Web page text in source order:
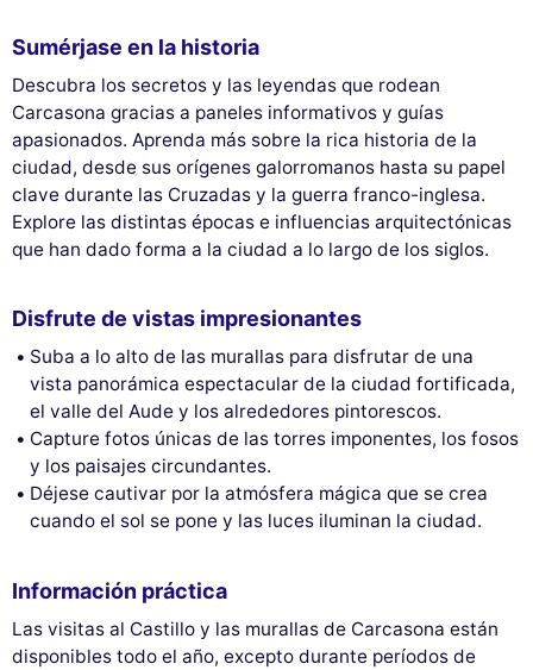
Sumérjase en la historia
Descubra los secretos y las leyendas que rodean
Carcasona gracias a paneles informativos y guías
apasionados. Aprenda más sobre la rica historia de la
ciudad, desde sus orígenes galorromanos hasta su papel
clave durante las Cruzadas y la guerra franco-inglesa.
Explore las distintas épocas e influencias arquitectónicas
que han dado forma a la ciudad a lo largo de los siglos.
Disfrute de vistas impresionantes
Suba a lo alto de las murallas para disfrutar de una
vista panorámica espectacular de la ciudad fortificada,
el valle del Aude y los alrededores pintorescos.
Capture fotos únicas de las torres imponentes, los fosos
y los paisajes circundantes.
Déjese cautivar por la atmósfera mágica que se crea
cuando el sol se pone y las luces iluminan la ciudad.
Información práctica
Las visitas al Castillo y las murallas de Carcasona están
disponibles todo el año, excepto durante períodos de